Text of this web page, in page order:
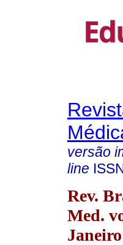
versão
line
Rev.
Med.